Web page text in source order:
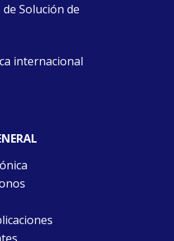
Solución de
internacional